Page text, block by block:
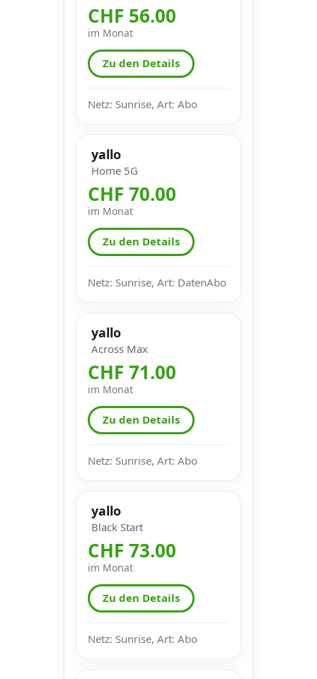
CHF 56.00
im Monat
Zu den Details
Netz: Sunrise, Art: Abo
yallo
Home 5G
CHF 70.00
im Monat
Zu den Details
Netz: Sunrise, Art: DatenAbo
yallo
Across Max
CHF 71.00
im Monat
Zu den Details
Netz: Sunrise, Art: Abo
yallo
Black Start
CHF 73.00
im Monat
Zu den Details
Netz: Sunrise, Art: Abo